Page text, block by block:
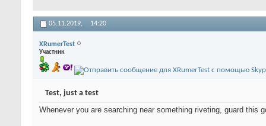
05.11.2019, 14:20
XRumerTest
Участник
Test, just a test
Whenever you are searching near something riveting, guard this